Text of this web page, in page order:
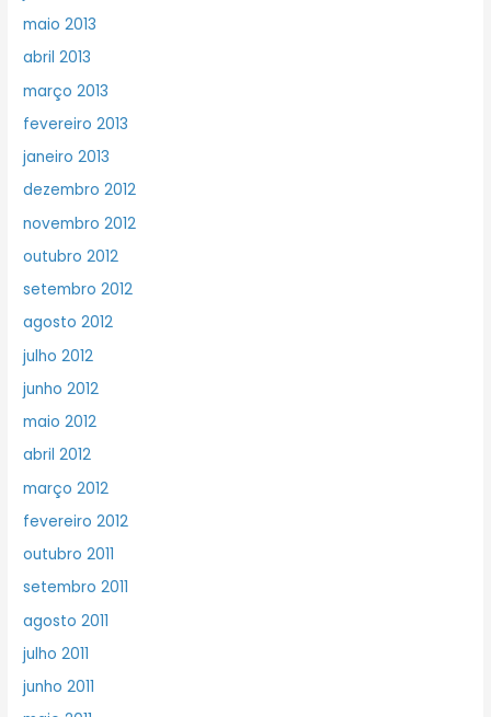
maio 2013
abril 2013
março 2013
fevereiro 2013
janeiro 2013
dezembro 2012
novembro 2012
outubro 2012
setembro 2012
agosto 2012
julho 2012
junho 2012
maio 2012
abril 2012
março 2012
fevereiro 2012
outubro 2011
setembro 2011
agosto 2011
julho 2011
junho 2011